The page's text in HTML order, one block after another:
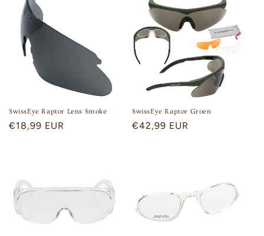
SwissEye Raptor Lens Smoke
Regular
€18,99 EUR
SwissEye Raptor Groen
Regular
€42,99 EUR